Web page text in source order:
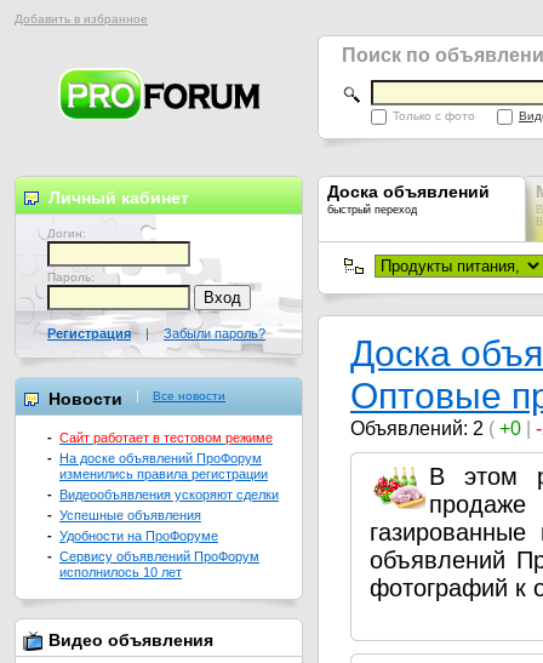
Добавить в избранное
Поиск по
Только с фото
Доска объявлений
быстрый переход
Доска
Оптовые
Объявлений: 2 ( +0 |
В этом
объявлений
фотографий к
Личный кабинет
Логин:
Пароль:
Регистрация | Забыли пароль?
Новости Все новости
- Сайт работает в тестовом режиме
- На доске объявлений ПроФорум
изменились правила регистрации
- Видеообъявления ускоряют сделки
- Успешные объявления
- Удобности на ПроФоруме
- Сервису объявлений ПроФорум
исполнилось 10 лет
Видео объявления